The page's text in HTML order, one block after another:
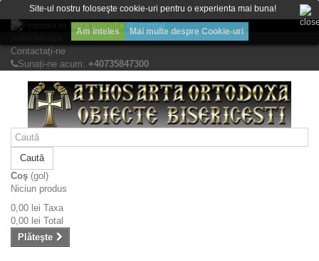
Bine ati venit! Lasati mesajul Dvs.
Contactați-ne
Sunați-ne acum: +40735847300
Caută
Coş (gol)
Niciun produs
0,00 lei Taxa
0,00 lei Total
Plăteşte
Site-ul nostru foloseşte cookie-uri pentru o experienta mai buna!
Am inteles Mai multe despre Cookie-uri